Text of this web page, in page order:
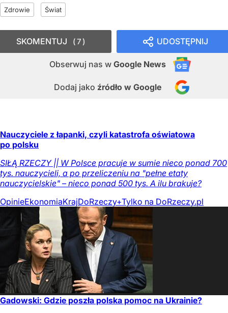
Zdrowie Świat
UDOSTĘPNIJ
Obserwuj nas w Google News
Dodaj jako źródło w Google
SKOMENTUJ 7
Nauczyciele z łapanki, czyli katastrofa oświatowa
po polsku
SIŁĄ RZECZY || W Polsce pracuje w sumie nieco ponad 700
tys. nauczycieli, a po przeliczeniu na "pełne etaty
nauczycielskie" – nieco ponad 500 tys. A ilu brakuje?
OpinieEkonomiaKrajDoRzeczy+Tylko na DoRzeczy.pl
Gadowski: Gdzie poszła polska pomoc na Ukrainie?